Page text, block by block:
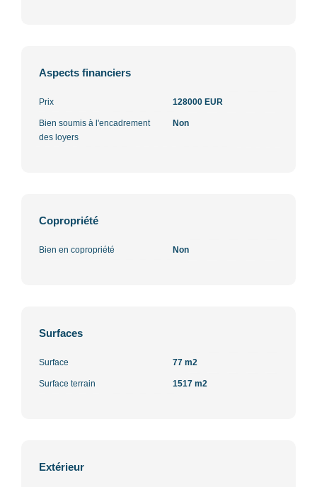
Aspects financiers
Prix 128000 EUR
Bien soumis à l'encadrement
des loyers
Non
Copropriété
Bien en copropriété Non
Surfaces
Surface 77 m2
Surface terrain 1517 m2
Extérieur